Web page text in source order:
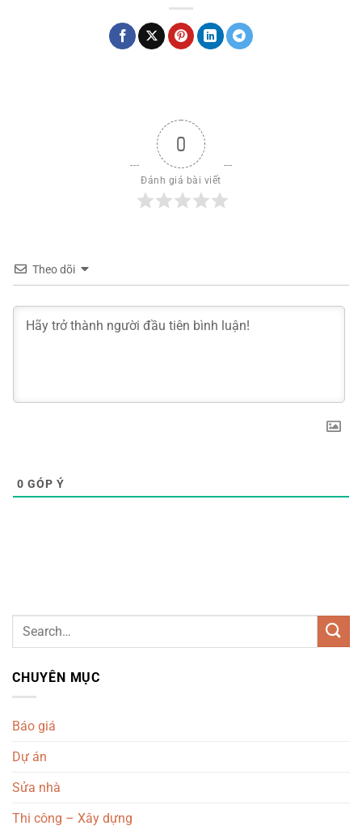
0
Đánh giá bài viết
Theo dõi
0 GÓP Ý
CHUYÊN MỤC
Báo giá
Dự án
Sửa nhà
Thi công – Xây dựng